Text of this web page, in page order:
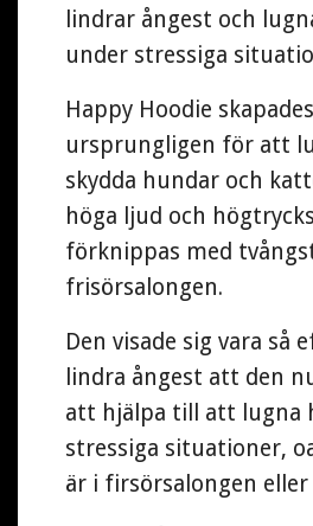
lindrar ångest och
under stressiga
Happy Hoodie skapades
ursprungligen för att
skydda hundar och
höga ljud och
förknippas med
frisörsalongen.
Den visade sig vara så
lindra ångest att den
att hjälpa till att lugna
stressiga situationer,
är i firsörsalongen